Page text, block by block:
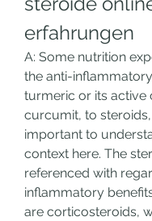
erfahrungen
A: Some nutrition
the anti-
turmeric or its active
curcumit, to steroids,
important to
context here. The
referenced with
inflammatory
are corticosteroids,